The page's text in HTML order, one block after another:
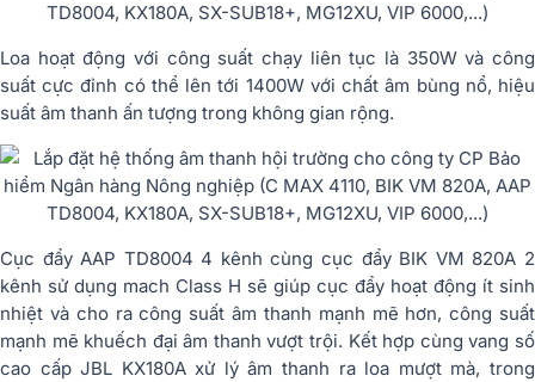
Loa hoạt động với công suất chạy liên tục là 350W và công
suất cực đỉnh có thể lên tới 1400W với chất âm bùng nổ, hiệu
suất âm thanh ấn tượng trong không gian rộng.
Cục đẩy AAP TD8004 4 kênh cùng cục đẩy BIK VM 820A 2
kênh sử dụng mach Class H sẽ giúp cục đẩy hoạt động ít sinh
nhiệt và cho ra công suất âm thanh mạnh mẽ hơn, công suất
mạnh mẽ khuếch đại âm thanh vượt trội. Kết hợp cùng vang số
cao cấp JBL KX180A xử lý âm thanh ra loa mượt mà, trong